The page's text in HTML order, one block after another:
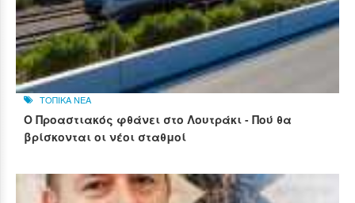
ΤΟΠΙΚΑ ΝΕΑ
Ο Προαστιακός φθάνει στο Λουτράκι - Πού θα
βρίσκονται οι νέοι σταθμοί